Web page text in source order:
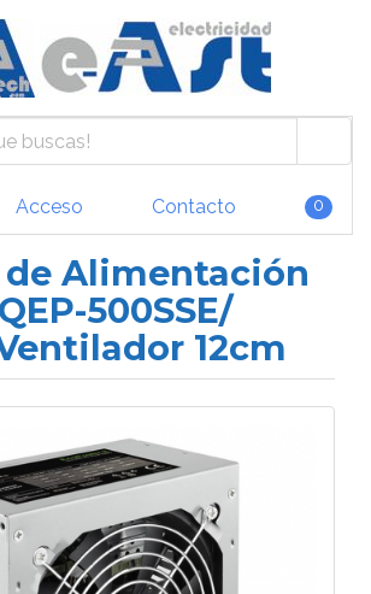
Acceso Contacto 0
de Alimentación
500SSE/
12cm